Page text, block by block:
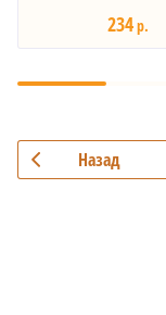
234р.
Назад